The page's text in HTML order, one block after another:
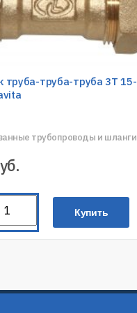
труба-труба-труба 3T 15-
трубопроводы и шланги
Купить